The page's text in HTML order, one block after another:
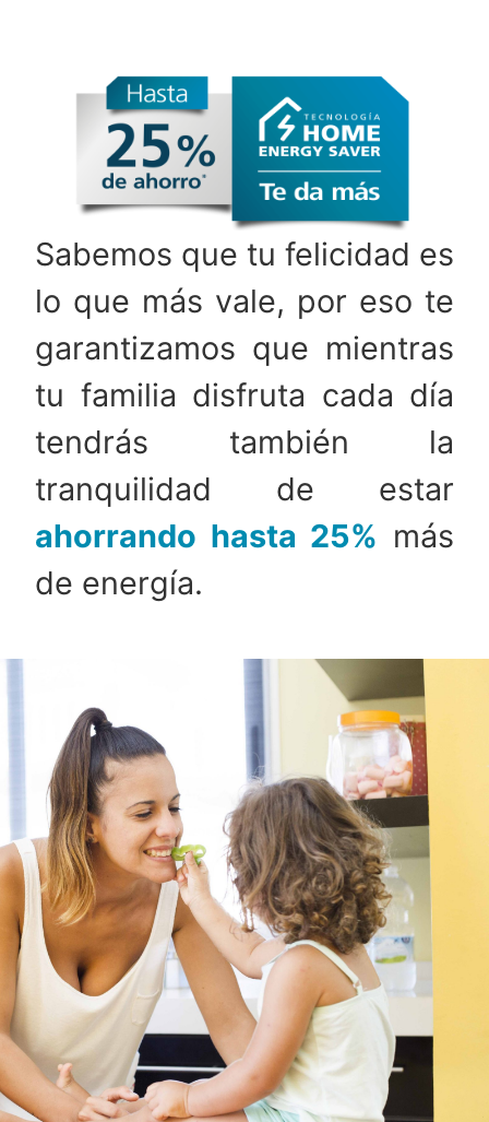
Sabemos que tu felicidad es
lo que más vale, por eso te
garantizamos que mientras
tu familia disfruta cada día
tendrás también la
tranquilidad de estar
ahorrando hasta 25% más
de energía.